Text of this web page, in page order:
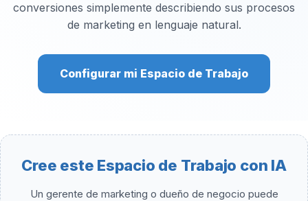
conversiones simplemente describiendo sus procesos
de marketing en lenguaje natural.
Configurar mi Espacio de Trabajo
Cree este Espacio de Trabajo con IA
Un gerente de marketing o dueño de negocio puede